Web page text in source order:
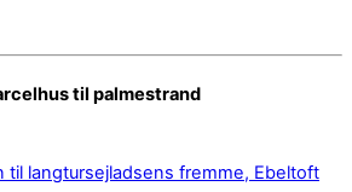
til palmestrand
til langtursejladsens fremme, Ebeltoft